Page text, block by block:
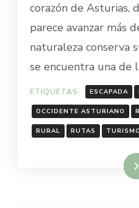
corazón de Asturias,
parece avanzar más
naturaleza conserva
se encuentra una de
ETIQUETAS: ESCAPADA
OCCIDENTE ASTURIANO
RURAL RUTAS TURISMO
Leer más